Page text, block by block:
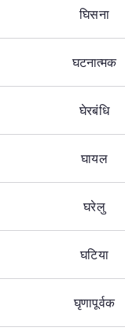
घिसना
घटनात्मक
घेरबंधि
घायल
घरेलु
घटिया
घृणापूर्वक